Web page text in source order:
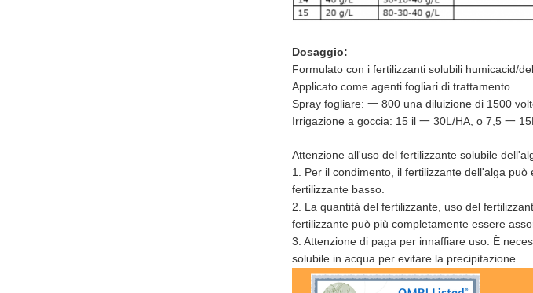
Dosaggio:
Formulato con i fertilizzanti solubili humicacid/
Applicato come agenti fogliari di trattamento
Spray fogliare: 一 800 una diluizione di 1500
Irrigazione a goccia: 15 il 一 30L/HA, o 7,5 一
Attenzione all'uso del fertilizzante solubile
1. Per il condimento, il fertilizzante dell'alga
fertilizzante basso.
2. La quantità del fertilizzante, uso del
fertilizzante può più completamente essere
3. Attenzione di paga per innaffiare uso. È
solubile in acqua per evitare la precipitazione.